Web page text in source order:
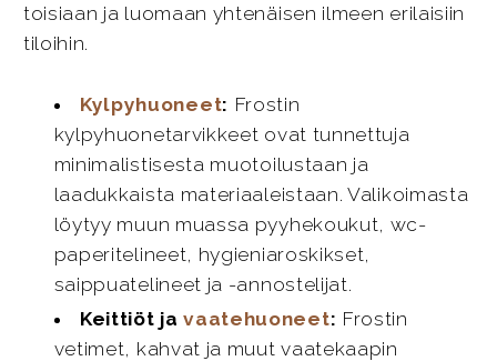
toisiaan ja luomaan yhtenäisen ilmeen erilaisiin
tiloihin.
Kylpyhuoneet: Frostin
kylpyhuonetarvikkeet ovat tunnettuja
minimalistisesta muotoilustaan ja
laadukkaista materiaaleistaan. Valikoimasta
löytyy muun muassa pyyhekoukut, wc-
paperitelineet, hygieniaroskikset,
saippuatelineet ja -annostelijat.
Keittiöt javaatehuoneet: Frostin
vetimet, kahvat ja muut vaatekaapin